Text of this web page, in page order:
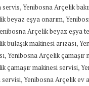
servis,Yenibosna Arçelik
beyaz eşya onarım,
Arçelik beyaz eşya
bulaşık makinesi arızası,
,Yenibosna Arçelik çamaşır
çamaşır makinesi servisi,
servisi,Yenibosna Arçelik ev